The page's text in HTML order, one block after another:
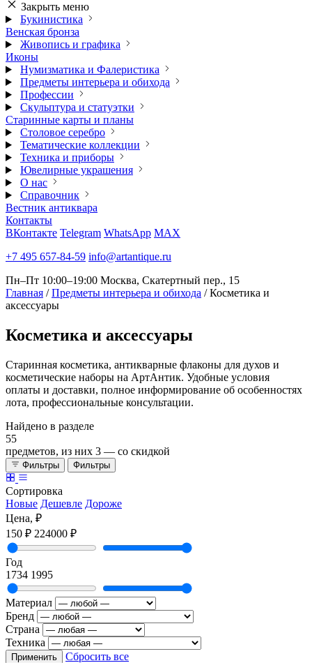
Закрыть меню
Букинистика
Венская бронза
Живопись и графика
Иконы
Нумизматика и Фалеристика
Предметы интерьера и обихода
Профессии
Скульптура и статуэтки
Старинные карты и планы
Столовое серебро
Тематические коллекции
Техника и приборы
Ювелирные украшения
О нас
Справочник
Вестник антиквара
Контакты
ВКонтакте Telegram WhatsApp MAX
+7 495 657-84-59 info@artantique.ru
Пн–Пт 10:00–19:00 Москва, Скатертный пер., 15
Главная / Предметы интерьера и обихода / Косметика и
аксессуары
Косметика и аксессуары
Старинная косметика, антикварные флаконы для духов и
косметические наборы на АртАнтик. Удобные условия
оплаты и доставки, полное информирование об особенностях
лота, профессиональные консультации.
Найдено в разделе
55
предметов, из них 3 — со скидкой
Фильтры Фильтры
Сортировка
Новые Дешевле Дороже
Цена, ₽
150 ₽ 224000 ₽
Год
1734 1995
Материал
Бренд
Страна
Техника
Применить
Сбросить все